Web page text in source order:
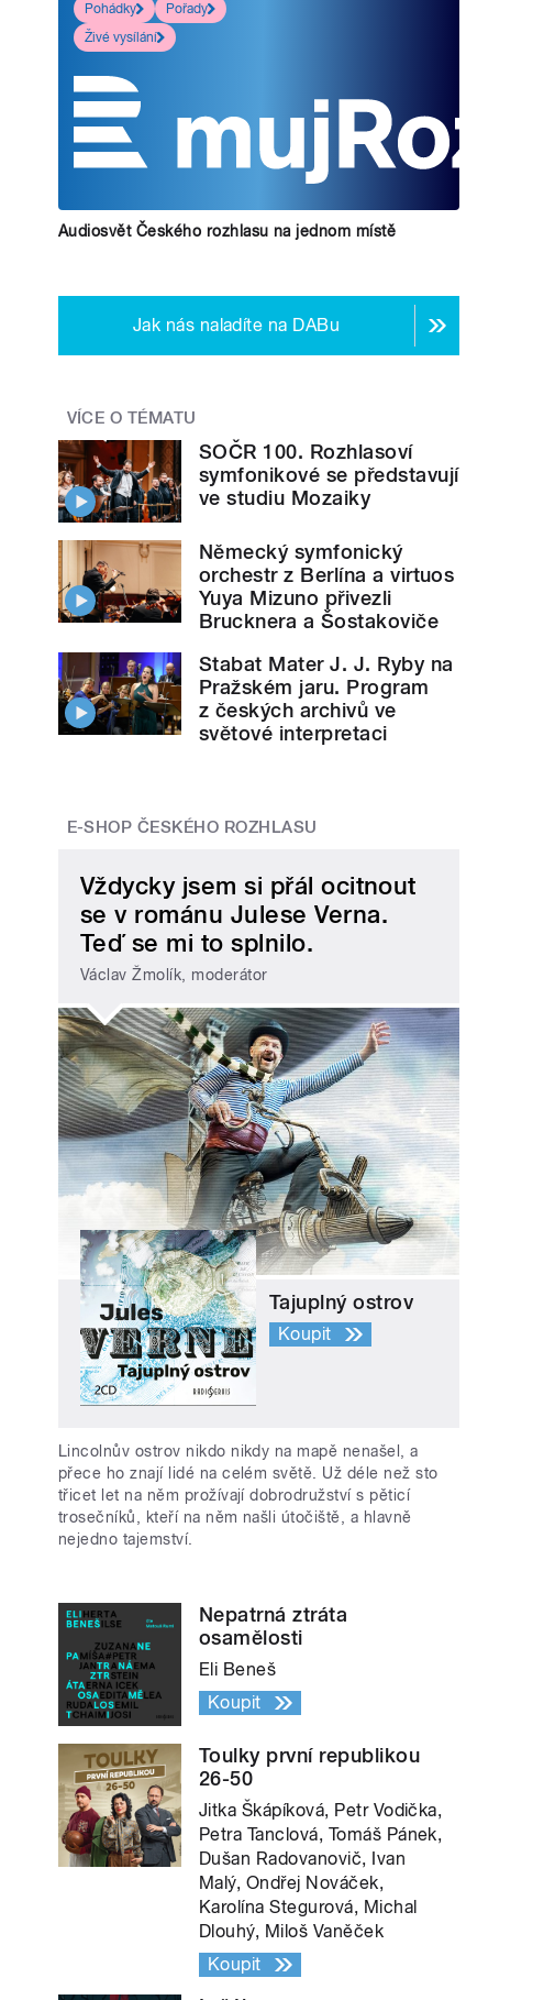
Pohádky
Pořady
Živé vysílání
Audiosvět Českého rozhlasu na jednom místě
Jak nás naladíte na DABu
VÍCE O TÉMATU
SOČR 100. Rozhlasoví
symfonikové se představují
ve studiu Mozaiky
Německý symfonický
orchestr z Berlína a virtuos
Yuya Mizuno přivezli
Brucknera a Šostakoviče
Stabat Mater J. J. Ryby na
Pražském jaru. Program
z českých archivů ve
světové interpretaci
E-SHOP ČESKÉHO ROZHLASU
Vždycky jsem si přál ocitnout
se v románu Julese Verna.
Teď se mi to splnilo.
Václav Žmolík, moderátor
Tajuplný ostrov
Koupit
Lincolnův ostrov nikdo nikdy na mapě nenašel, a
přece ho znají lidé na celém světě. Už déle než sto
třicet let na něm prožívají dobrodružství s pěticí
trosečníků, kteří na něm našli útočiště, a hlavně
nejedno tajemství.
Nepatrná ztráta
osamělosti
Eli Beneš
Koupit
Toulky první republikou
26-50
Jitka Škápíková, Petr Vodička,
Petra Tanclová, Tomáš Pánek,
Dušan Radovanovič, Ivan
Malý, Ondřej Nováček,
Karolína Stegurová, Michal
Dlouhý, Miloš Vaněček
Koupit